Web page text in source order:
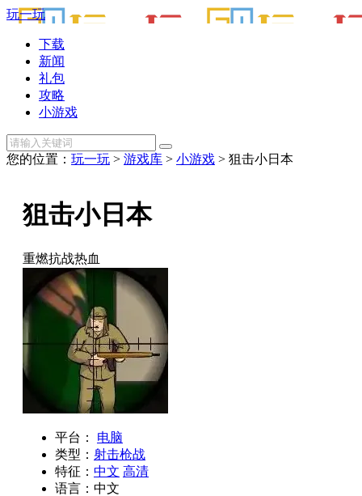
玩一玩
下载
新闻
礼包
攻略
小游戏
您的位置： 玩一玩 > 游戏库 > 小游戏 > 狙击小日本
狙击小日本
重燃抗战热血
平台：
电脑
类型： 射击枪战
特征： 中文 高清
语言：中文